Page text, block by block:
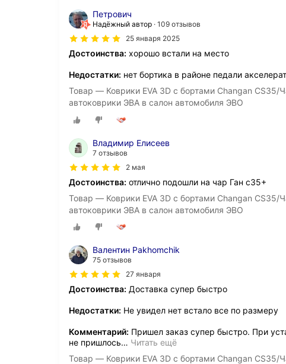
Петрович
Надёжный автор 109 отзывов
25 января 2025
Достоинства: хорошо встали на место
Недостатки: нет бортика в районе педали
Товар — Коврики EVA 3D с бортами Changan CS35/
автоковрики ЭВА в салон автомобиля ЭВО
Владимир Елисеев
7 отзывов
2 мая
Достоинства: отлично подошли на чар Ган с35+
Товар — Коврики EVA 3D с бортами Changan CS35/
автоковрики ЭВА в салон автомобиля ЭВО
Валентин Pakhomchik
75 отзывов
27 января
Достоинства: Доставка супер быстро
Недостатки: Не увидел нет встало все по размеру
Комментарий: Пришел заказ супер быстро. При
не пришлось… Читать ещё
Товар — Коврики EVA 3D с бортами Changan CS35/